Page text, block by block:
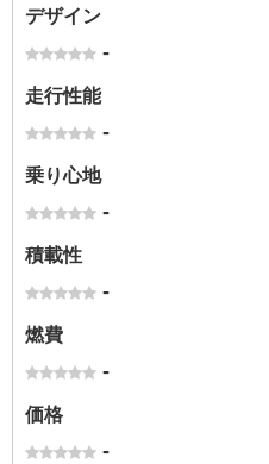
デザイン
-
走行性能
-
乗り心地
-
積載性
-
燃費
-
価格
-